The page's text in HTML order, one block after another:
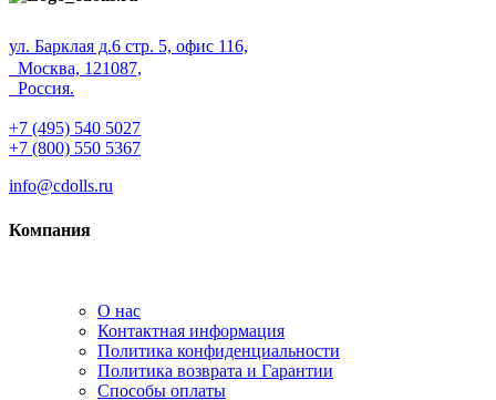
ул. Барклая д.6 стр. 5, офис 116,
Москва, 121087,
Россия.
+7 (495) 540 5027
+7 (800) 550 5367
info@cdolls.ru
Компания
О нас
Контактная информация
Политика конфиденциальности
Политика возврата и Гарантии
Способы оплаты